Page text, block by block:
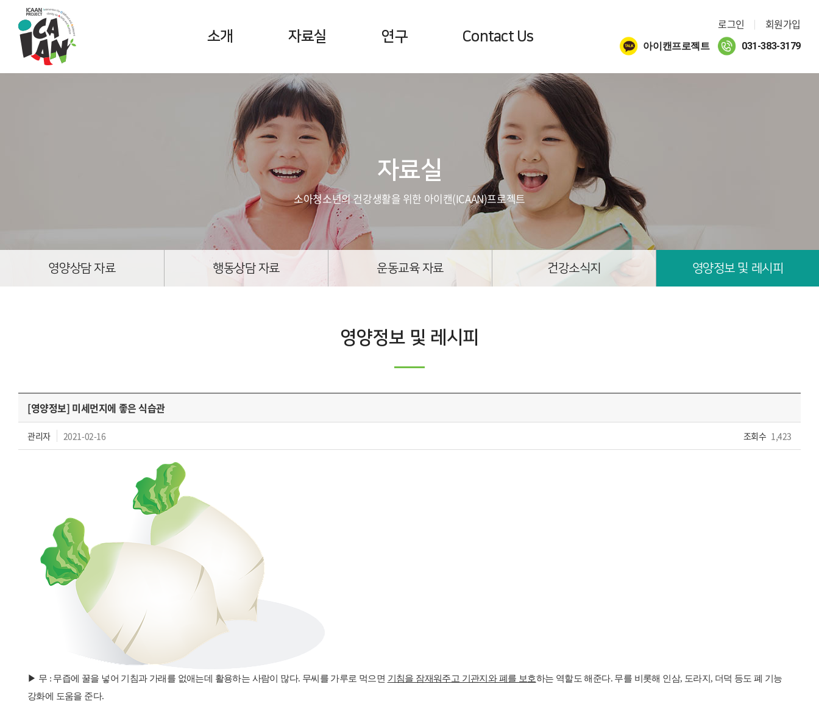
소개
PROJECT란?
아동청소년
고도비만 중재
프로그램
자료실
영양상담 자료
행동상담 자료
운동교육 자료
건강소식지
영양정보 및 레시피
연구 Contact Us
공지사항 및 뉴스
문의하기
찾아오는 길
로그인 회원가입
아이캔프로젝트 031-383-3179
자료실
소아청소년의 건강생활을 위한 아이캔(ICAAN)프로젝트
영양상담 자료 행동상담 자료 운동교육 자료 건강소식지 영양정보 및 레시피
영양정보 및 레시피
[영양정보] 미세먼지에 좋은 식습관
관리자 2021-02-16 조회수 1,423
▶ 무 : 무즙에 꿀을 넣어 기침과 가래를 없애는데 활용하는 사람이 많다. 무씨를 가루로 먹으면 기침을 잠재워주고 기관지와 폐를 보호하는 역할도 해준다. 무를 비롯해 인삼, 도라지, 더덕 등도 폐 기능
강화에 도움을 준다.